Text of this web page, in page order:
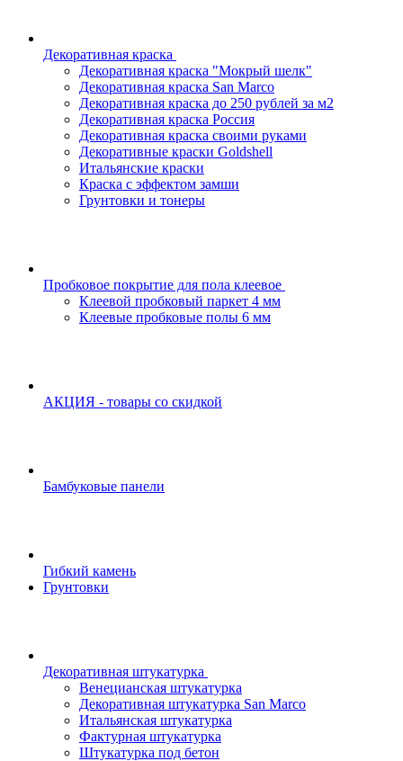
Декоративная краска
Декоративная краска "Мокрый шелк"
Декоративная краска San Marco
Декоративная краска до 250 рублей за м2
Декоративная краска Россия
Декоративная краска своими руками
Декоративные краски Goldshell
Итальянские краски
Краска с эффектом замши
Грунтовки и тонеры
Пробковое покрытие для пола клеевое
Клеевой пробковый паркет 4 мм
Клеевые пробковые полы 6 мм
АКЦИЯ - товары со скидкой
Бамбуковые панели
Гибкий камень
Грунтовки
Декоративная штукатурка
Венецианская штукатурка
Декоративная штукатурка San Marco
Итальянская штукатурка
Фактурная штукатурка
Штукатурка под бетон